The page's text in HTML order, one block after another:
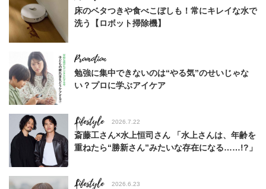
床のベタつきや食べこぼしも！常にキレイな水で
洗う【ロボット掃除機】
勉強に集中できないのは“やる気”のせいじゃな
い？プロに学ぶアイケア
Lifestyle 2026.7.22
斎藤工さん×水上恒司さん 「水上さんは、年齢を
重ねたら“勝新さん”みたいな存在になる……!?」
Lifestyle 2026.6.23